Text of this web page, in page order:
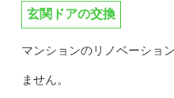
玄関ドアの交換
マンションのリノベーショ
ません。